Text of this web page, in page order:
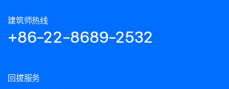
建筑师热线
+86-22-8689-2532
回拔服务